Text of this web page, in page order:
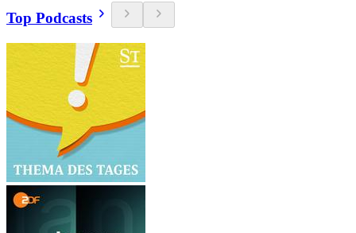
Top Podcasts